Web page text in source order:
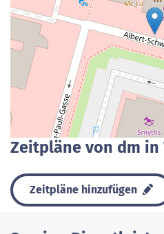
Zeitpläne von dm in
Zeitpläne hinzufügen